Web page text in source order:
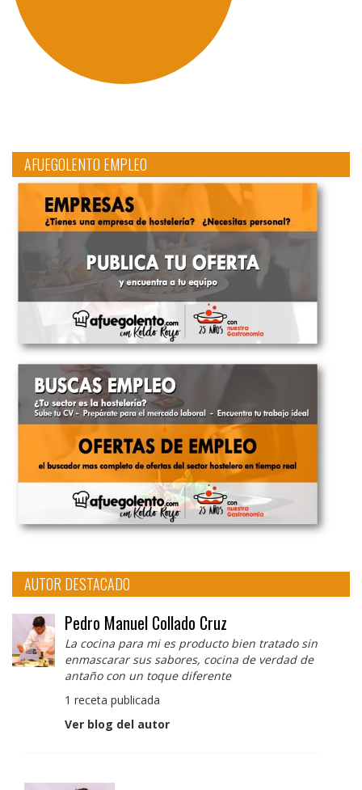
AFUEGOLENTO EMPLEO
AUTOR DESTACADO
Pedro Manuel Collado Cruz
La cocina para mi es producto bien tratado sin
enmascarar sus sabores, cocina de verdad de
antaño con un toque diferente
1 receta publicada
Ver blog del autor